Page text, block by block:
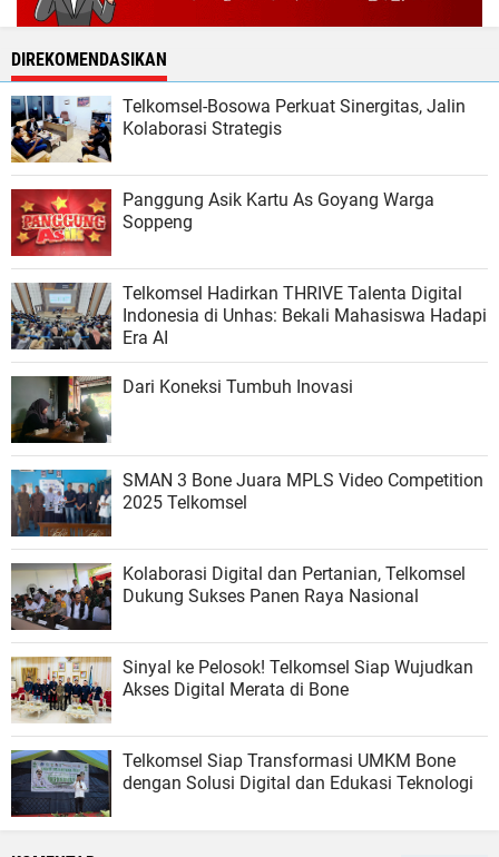
DIREKOMENDASIKAN
Telkomsel-Bosowa Perkuat Sinergitas, Jalin
Kolaborasi Strategis
Panggung Asik Kartu As Goyang Warga
Soppeng
Telkomsel Hadirkan THRIVE Talenta Digital
Indonesia di Unhas: Bekali Mahasiswa Hadapi
Era AI
Dari Koneksi Tumbuh Inovasi
SMAN 3 Bone Juara MPLS Video Competition
2025 Telkomsel
Kolaborasi Digital dan Pertanian, Telkomsel
Dukung Sukses Panen Raya Nasional
Sinyal ke Pelosok! Telkomsel Siap Wujudkan
Akses Digital Merata di Bone
Telkomsel Siap Transformasi UMKM Bone
dengan Solusi Digital dan Edukasi Teknologi